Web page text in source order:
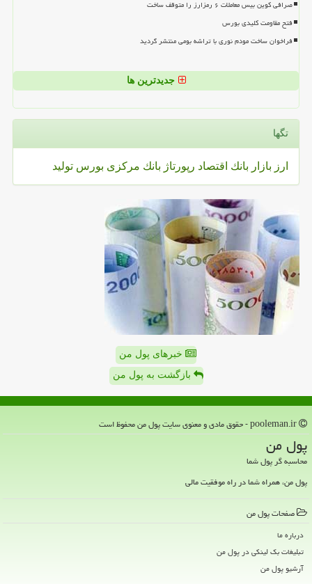
صرافی کوین بیس معاملات ۶ رمزارز را متوقف ساخت
فتح مقاومت کلیدی بورس
فراخوان ساخت مودم نوری با تراشه بومی منتشر گردید
جدیدترین ها
تگها
ارز بازار بانك اقتصاد رپورتاژ بانك مركزی بورس تولید
خبرهای پول من
بازگشت به پول من
پول من
محاسبه گر پول شما
پول من، همراه شما در راه موفقیت مالی
صفحات پول من
درباره ما
تبلیغات بک لینکی در پول من
آرشیو پول من